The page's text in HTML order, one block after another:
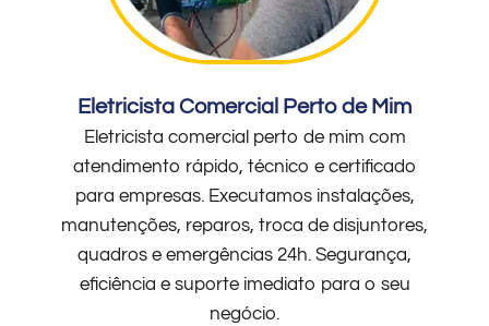
Eletricista Comercial Perto de Mim
Eletricista comercial perto de mim com
atendimento rápido, técnico e certificado
para empresas. Executamos instalações,
manutenções, reparos, troca de disjuntores,
quadros e emergências 24h. Segurança,
eficiência e suporte imediato para o seu
negócio.